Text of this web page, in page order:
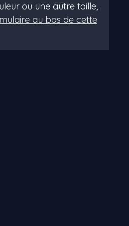
ou une autre taille,
au bas de cette